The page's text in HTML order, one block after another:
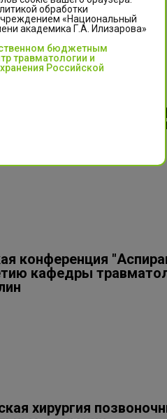
практическая
организации
конференция
кафедры
хирургия
обработки
«Национальный
академика Г.А. Илизарова»
бюджетным
травматологии и
Российской